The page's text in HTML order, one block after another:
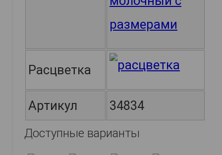
Расцветка
Артикул 34834
Доступные варианты